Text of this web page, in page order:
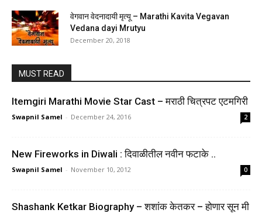
वेगवान वेदनादायी मृत्यू – Marathi Kavita Vegavan
Vedana dayi Mrutyu
December 20, 2018
MUST READ
Itemgiri Marathi Movie Star Cast – मराठी चित्रपट एटमगिरी
Swapnil Samel - December 24, 2016 2
New Fireworks in Diwali : दिवाळीतील नवीन फटाके ..
Swapnil Samel - November 10, 2012 0
Shashank Ketkar Biography – शशांक केतकर – होणार सून मी